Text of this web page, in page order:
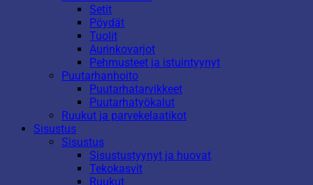
Setit
Pöydät
Tuolit
Aurinkovarjot
Pehmusteet ja istuintyynyt
Puutarhanhoito
Puutarhatarvikkeet
Puutarhatyökalut
Ruukut ja parvekelaatikot
Sisustus
Sisustus
Sisustustyynyt ja huovat
Tekokasvit
Ruukut